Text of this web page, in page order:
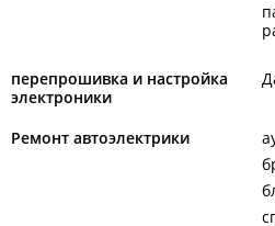
перепрошивка и настройка
электроники
Ремонт автоэлектрики